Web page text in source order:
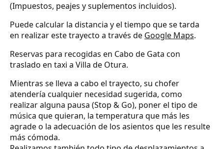
(Impuestos, peajes y suplementos incluidos).
Puede calcular la distancia y el tiempo que se tarda
en realizar este trayecto a través de Google Maps.
Reservas para recogidas en Cabo de Gata con
traslado en taxi a Villa de Otura.
Mientras se lleva a cabo el trayecto, su chofer
atendería cualquier necesidad sugerida, como
realizar alguna pausa (Stop & Go), poner el tipo de
música que quieran, la temperatura que más les
agrade o la adecuación de los asientos que les resulte
más cómoda.